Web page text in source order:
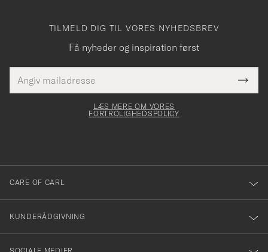
TILMELD DIG TIL VORES NYHEDSBREV
Få nyheder og inspiration først
mailadresse
skal
Tack
för
dig
till
vårt
nyhetsbrev!
LÆS MERE OM VORES
FORTROLIGHEDSPOLICY
CARE OF CARL
KUNDERÅDGIVNING